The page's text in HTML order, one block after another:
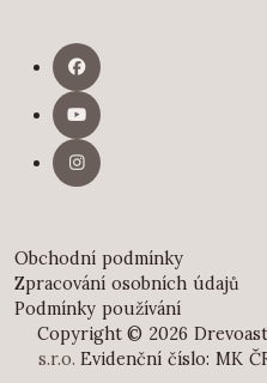
Obchodní podmínky
Zpracování osobních údajů
Podmínky používání
Copyright © 2026
s.r.o. Evidenční číslo: MK